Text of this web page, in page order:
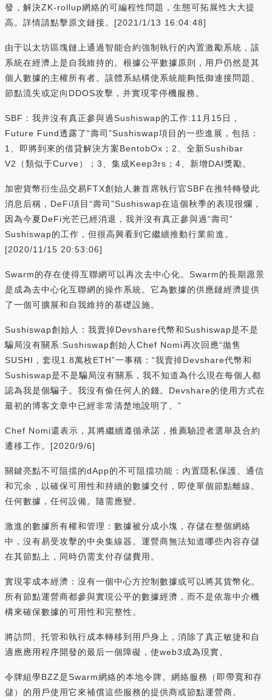
發，解決ZK-rollup網絡的可編程性問題，生態可拓展性大大提
高。詳情請點擊原文鏈接。[2021/1/13 16:04:48]
由于以太坊區塊鏈上通過智能合約強制執行的內置激勵系統，該
系統在經濟上是自我維持的。根據公平數據原則，用戶仍然是其
個人數據的主權所有者。該體系結構使系統能夠抵御連接問題、
節點流失或定向DDOS攻擊，并實現零停機服務。
SBF：我并沒有真正參與過Sushiswap的工作:11月15日，
Future Fund透露了“壽司”Sushiswap項目的一些進展，包括：
1、即將到來的借貸解決方案BentobOx；2、全新Sushibar
V2（類似于Curve）；3、集成Keep3rs；4、新增DAI獎勵。
加密貨幣衍生品交易FTX創始人兼首席執行官SBF在推特轉發此
消息后稱，DeFi項目“壽司”Sushiswap在這個秋季的表現很爛，
因為今夏DeFi光芒已經消退，我并沒有真正參與過“壽司”
Sushiswap的工作，但很高興看到它繼續推動行業前進。
[2020/11/15 20:53:06]
Swarm的存在使得互聯網可以再次去中心化。Swarm的長期愿景
是成為去中心化互聯網的操作系統。它為數據的供應鏈經濟提供
了一個可擴展和自我維持的基礎設施。
Sushiswap創始人：我賣掉Devshare代幣和Sushiswap是不是
騙局沒有關系:Sushiswap創始人Chef Nomi再次回應“拋售
SUSHI，套現1.8萬枚ETH”一事稱：“我賣掉Devshare代幣和
Sushiswap是不是騙局沒有關系，我不知道為什么現在每個人都
認為我是個騙子。我沒有偷任何人的錢。Devshare的使用方式在
最初的博客文章中已經非常清楚地說明了。”
Chef Nomi還表示，其將繼續遵循承諾，推薦驗證者選舉及合約
遷移工作。[2020/9/6]
關鍵亮點不可阻擋的dApp的不可阻擋功能：內置隱私保護、通信
和冗余，以確保可用性和持續的數據交付，即使單個節點離線。
任何數據，任何設備。隨需應變。
激進的數據所有權和管理：數據被分成小塊，存儲在整個網絡
中，沒有易受攻擊的中央集線器。運營商無法知道哪些內容存儲
在其節點上，同時仍需支付存儲費用。
實現零成本經濟：沒有一個中心方控制數據或可以將其貨幣化。
所有節點運營商都參與實現公平的數據經濟，而不是依靠中介機
構來確保數據的可用性和完整性。
將訪問、托管和執行成本轉移到用戶身上，消除了真正敏捷和自
適應應用程序開發的最后一個障礙，使web3成為現實。
令牌組學BZZ是Swarm網絡的本地令牌。網絡服務（即帶寬和存
儲）的用戶使用它來補償這些服務的提供商或節點運營商。